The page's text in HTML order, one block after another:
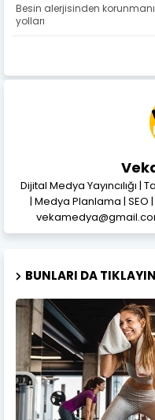
Besin alerjisinden
yolları
Dijital Medya Yayıncılığı |
| Medya Planlama | SEO
BUNLARI DA TIKLAYIN